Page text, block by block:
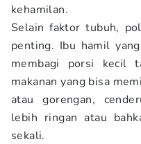
kehamilan.
Selain faktor tubuh,
penting. Ibu hamil
membagi porsi kecil
makanan yang bisa
atau gorengan,
lebih ringan atau
sekali.